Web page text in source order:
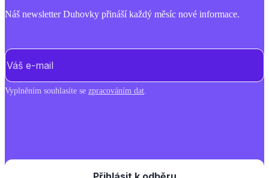
Náš newsletter Duhovky přináší každý měsíc nové informace.
E-mail
Vyplněním souhlasíte se zpracováním dat.